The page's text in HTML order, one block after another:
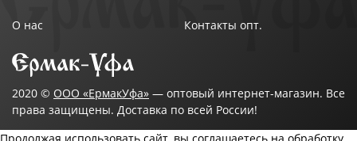
О нас Контакты опт.
2020 © ООО «ЕрмакУфа» — оптовый интернет-магазин. Все
права защищены. Доставка по всей России!
Продолжая использовать сайт, вы соглашаетесь на обработку